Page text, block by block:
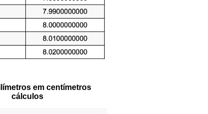
em centímetros
cálculos